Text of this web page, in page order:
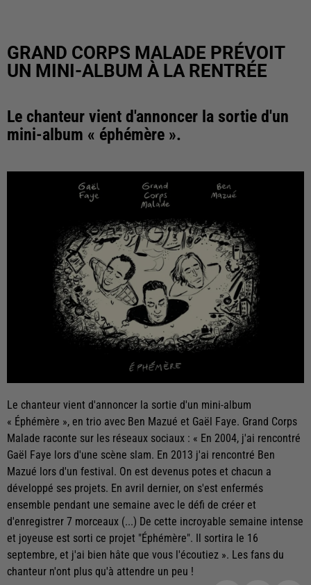
GRAND CORPS MALADE PRÉVOIT
UN MINI-ALBUM À LA RENTRÉE
Le chanteur vient d'annoncer la sortie d'un
mini-album « éphémère ».
Le chanteur vient d'annoncer la sortie d'un mini-album
« Éphémère », en trio avec Ben Mazué et Gaël Faye. Grand Corps
Malade raconte sur les réseaux sociaux : « En 2004, j'ai rencontré
Gaël Faye lors d'une scène slam. En 2013 j'ai rencontré Ben
Mazué lors d'un festival. On est devenus potes et chacun a
développé ses projets. En avril dernier, on s'est enfermés
ensemble pendant une semaine avec le défi de créer et
d'enregistrer 7 morceaux (...) De cette incroyable semaine intense
et joyeuse est sorti ce projet "Éphémère". Il sortira le 16
septembre, et j'ai bien hâte que vous l'écoutiez ». Les fans du
chanteur n'ont plus qu'à attendre un peu !